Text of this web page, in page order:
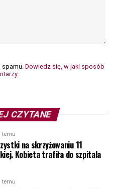
Dowiedz się, w jaki sposób
CZYTANE
temu
na skrzyżowaniu 11
Kobieta trafiła do szpitala
temu